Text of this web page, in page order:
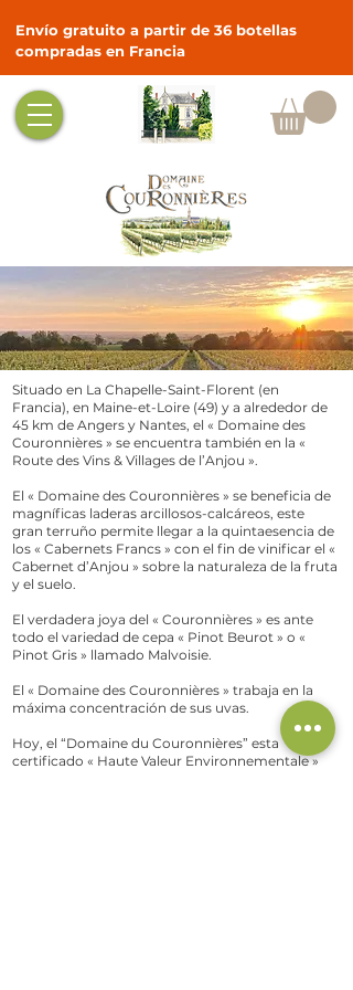
Envío gratuito a partir de 36 botellas
compradas en Francia
Situado en La Chapelle-Saint-Florent (en
Francia), en Maine-et-Loire (49) y a alrededor de
45 km de Angers y Nantes, el « Domaine des
Couronnières » se encuentra también en la «
Route des Vins & Villages de l’Anjou ».
El « Domaine des Couronnières » se beneficia de
magníficas laderas arcillosos-calcáreos, este
gran terruño permite llegar a la quintaesencia de
los « Cabernets Francs » con el fin de vinificar el «
Cabernet d’Anjou » sobre la naturaleza de la fruta
y el suelo.
El verdadera joya del « Couronnières » es ante
todo el variedad de cepa « Pinot Beurot » o «
Pinot Gris » llamado Malvoisie.
El « Domaine des Couronnières » trabaja en la
máxima concentración de sus uvas.
Hoy, el “Domaine du Couronnières” esta
certificado « Haute Valeur Environnementale »